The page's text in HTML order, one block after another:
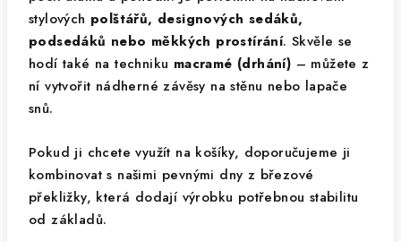
stylových polštářů, designových sedáků,
podsedáků nebo měkkých prostírání. Skvěle se
hodí také na techniku macramé (drhání) – můžete z
ní vytvořit nádherné závěsy na stěnu nebo lapače
snů.
Pokud ji chcete využít na košíky, doporučujeme ji
kombinovat s našimi pevnými dny z březové
překližky, která dodají výrobku potřebnou stabilitu
od základů.